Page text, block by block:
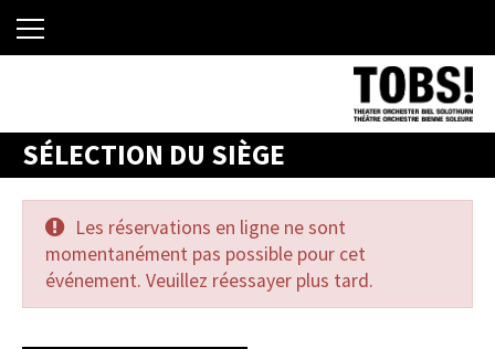
SÉLECTION DU SIÈGE
Les réservations en ligne ne sont
momentanément pas possible pour cet
événement. Veuillez réessayer plus tard.